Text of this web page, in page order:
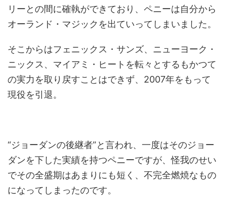
リーとの間に確執ができており、ペニーは自分から
オーランド・マジックを出ていってしまいました。
そこからはフェニックス・サンズ、ニューヨーク・
ニックス、マイアミ・ヒートを転々とするもかつて
の実力を取り戻すことはできず、2007年をもって
現役を引退。
“ジョーダンの後継者”と言われ、一度はそのジョー
ダンを下した実績を持つペニーですが、怪我のせい
でその全盛期はあまりにも短く、不完全燃焼なもの
になってしまったのです。